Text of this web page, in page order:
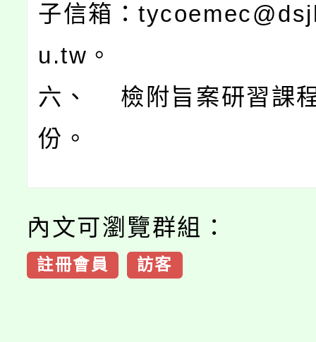
子信箱：
u.tw。
六、 檢附旨案研習課
份。
內文可瀏覽群組：
註冊會員 訪客